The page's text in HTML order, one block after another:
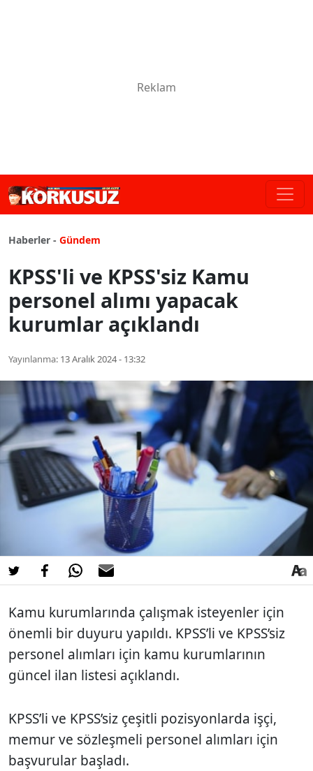
Haberler - Gündem
KPSS'li ve KPSS'siz Kamu
personel alımı yapacak
kurumlar açıklandı
Yayınlanma: 13 Aralık 2024 - 13:32
Kamu kurumlarında çalışmak isteyenler için
önemli bir duyuru yapıldı. KPSS’li ve KPSS’siz
personel alımları için kamu kurumlarının
güncel ilan listesi açıklandı.
KPSS’li ve KPSS’siz çeşitli pozisyonlarda işçi,
memur ve sözleşmeli personel alımları için
başvurular başladı.